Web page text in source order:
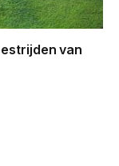
van